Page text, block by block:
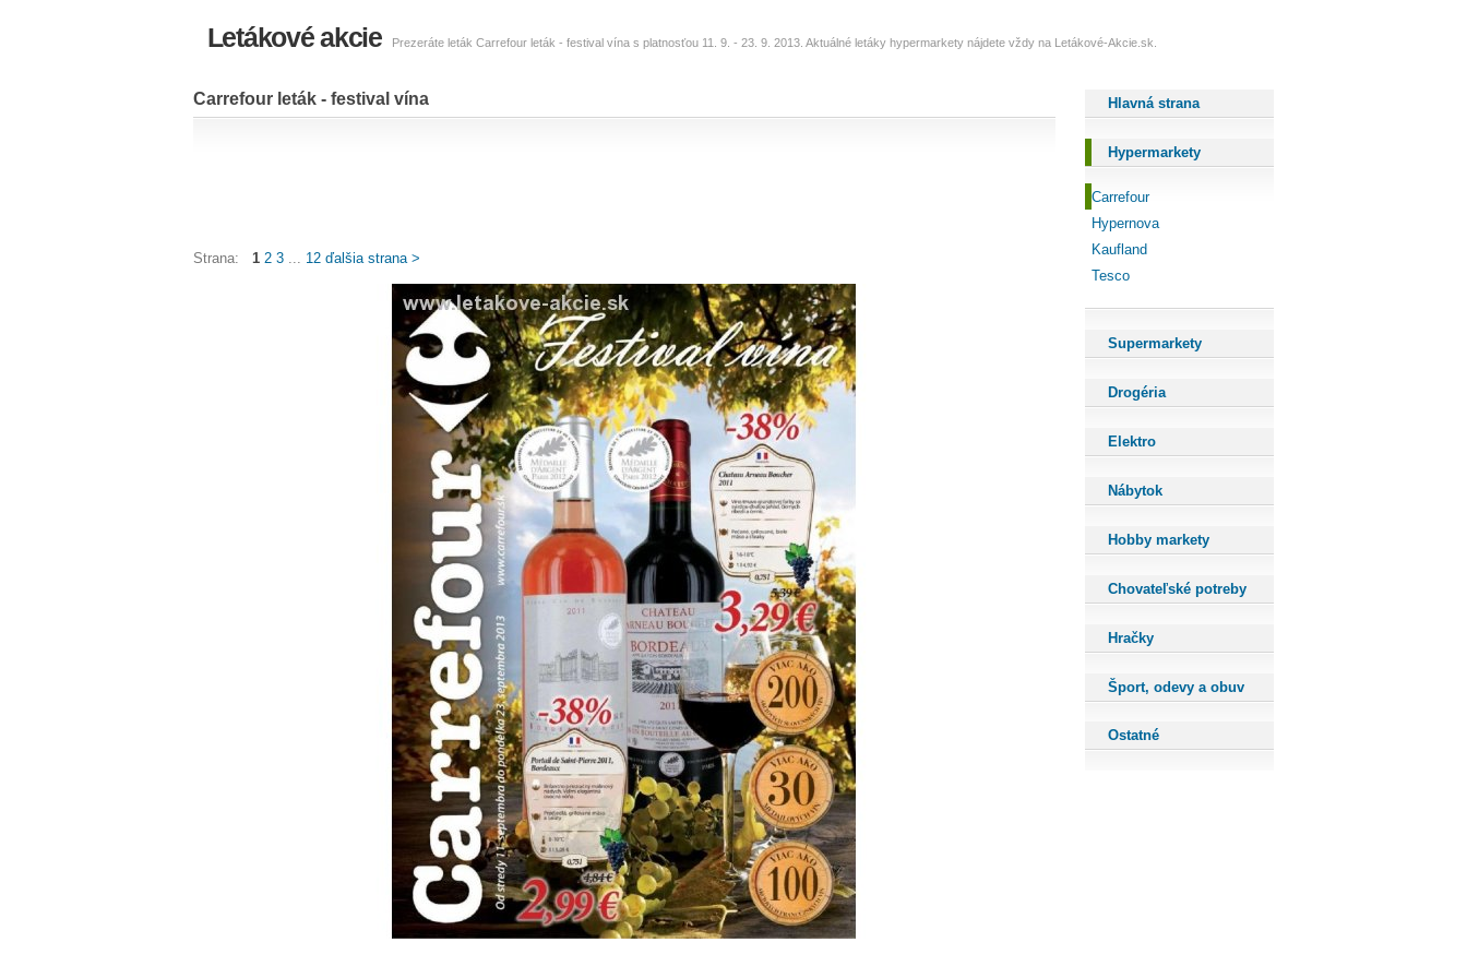
Letákové akcie Prezeráte leták Carrefour leták - festival vína s platnosťou 11. 9. - 23. 9. 2013. Aktuálné letáky hypermarkety nájdete vždy na Letákové-Akcie.sk.
Carrefour leták - festival vína
Strana: 1 2 3 12 ďalšia strana >
Hlavná strana
Hypermarkety
Carrefour
Hypernova
Kaufland
Tesco
Supermarkety
Drogéria
Elektro
Nábytok
Hobby markety
Chovateľské potreby
Hračky
Šport, odevy a obuv
Ostatné